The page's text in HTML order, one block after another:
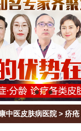
中医皮肤病医院>疥疮